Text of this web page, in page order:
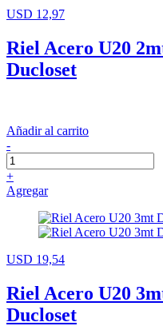
USD 12,97
Riel Acero U20
Ducloset
Añadir al carrito
-
+
Agregar
USD 19,54
Riel Acero U20
Ducloset